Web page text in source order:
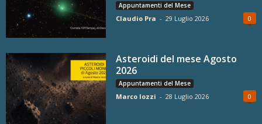
Appuntamenti del Mese
Claudio Pra - 29 Luglio 2026 0
Asteroidi del mese Agosto
2026
Appuntamenti del Mese
Marco Iozzi - 28 Luglio 2026 0